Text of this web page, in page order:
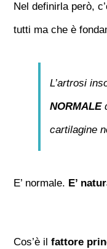
Nel definirla però,
tutti ma che è
L’artrosi
NORMALE
cartilagine
E’ normale. E’
Cos’è il fattore